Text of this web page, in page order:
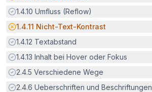
Erfüllt:
1.4.10 Umfluss (Reflow)
Potenzielle Barriere:
1.4.11 Nicht-Text-Kontrast
Erfüllt:
1.4.12 Textabstand
Erfüllt:
1.4.13 Inhalt bei Hover oder Fokus
Erfüllt:
2.4.5 Verschiedene Wege
Erfüllt:
2.4.6 Ueberschriften und Beschriftungen